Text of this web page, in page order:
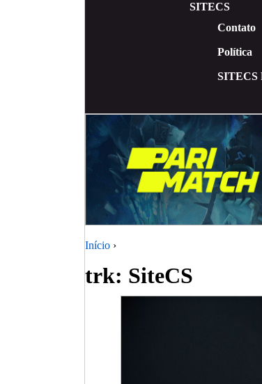
SITECS
Contato
Política
SITECS
Início ›
trk: SiteCS